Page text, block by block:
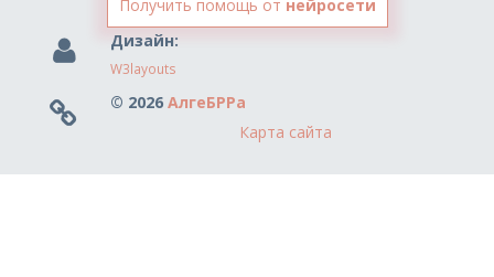
Получить помощь от нейросети
Дизайн:
W3layouts
© 2026 АлгеБРРа
Карта сайта